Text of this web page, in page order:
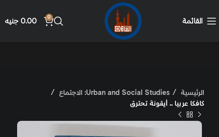
القائمة 0
0.00 جنيه
الرئيسية
Urban and Social Studies: الاجتماع
كافكا عربيا .. أيقونة تحترق